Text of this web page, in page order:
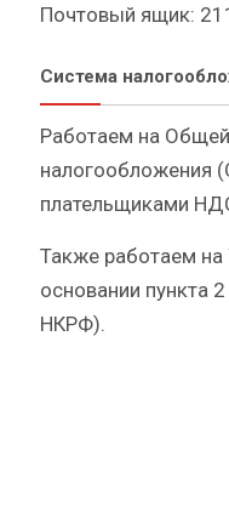
Почтовый ящик:
Система
Работаем на
налогообложения
плательщиками
Также работаем
основании пункта
НКРФ).